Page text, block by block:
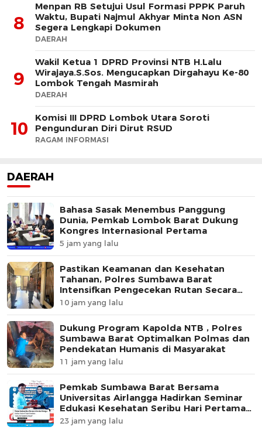
8
Menpan RB Setujui Usul Formasi PPPK Paruh
Waktu, Bupati Najmul Akhyar Minta Non ASN
Segera Lengkapi Dokumen
DAERAH
9
Wakil Ketua 1 DPRD Provinsi NTB H.Lalu
Wirajaya.S.Sos. Mengucapkan Dirgahayu Ke-80
Lombok Tengah Masmirah
DAERAH
10
Komisi III DPRD Lombok Utara Soroti
Pengunduran Diri Dirut RSUD
RAGAM INFORMASI
DAERAH
Bahasa Sasak Menembus Panggung
Dunia, Pemkab Lombok Barat Dukung
Kongres Internasional Pertama
5 jam yang lalu
Pastikan Keamanan dan Kesehatan
Tahanan, Polres Sumbawa Barat
Intensifkan Pengecekan Rutan Secara
Berkala
10 jam yang lalu
Dukung Program Kapolda NTB , Polres
Sumbawa Barat Optimalkan Polmas dan
Pendekatan Humanis di Masyarakat
11 jam yang lalu
Pemkab Sumbawa Barat Bersama
Universitas Airlangga Hadirkan Seminar
Edukasi Kesehatan Seribu Hari Pertama
Kehidupan
23 jam yang lalu